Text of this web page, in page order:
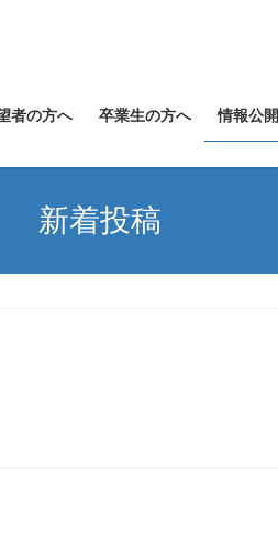
者の方へ 卒業生の方へ 情報公開
新着投稿